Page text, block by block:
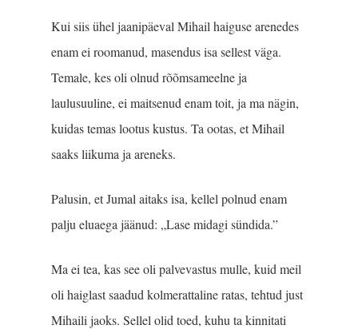
Kui siis ühel jaanipäeval Mihail haiguse arenedes
enam ei roomanud, masendus isa sellest väga.
Temale, kes oli olnud rõõmsameelne ja
laulusuuline, ei maitsenud enam toit, ja ma nägin,
kuidas temas lootus kustus. Ta ootas, et Mihail
saaks liikuma ja areneks.
Palusin, et Jumal aitaks isa, kellel polnud enam
palju eluaega jäänud: „Lase midagi sündida.”
Ma ei tea, kas see oli palvevastus mulle, kuid meil
oli haiglast saadud kolmerattaline ratas, tehtud just
Mihaili jaoks. Sellel olid toed, kuhu ta kinnitati